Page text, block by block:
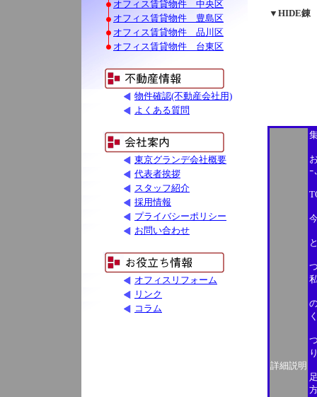
オフィス賃貸物件 中央区
オフィス賃貸物件 豊島区
オフィス賃貸物件 品川区
オフィス賃貸物件 台東区
物件確認(不動産会社用)
よくある質問
東京グランデ会社概要
代表者挨拶
スタッフ紹介
採用情報
プライバシーポリシー
お問い合わせ
オフィスリフォーム
リンク
コラム
▼HIDE錬
詳細説明
ｰ